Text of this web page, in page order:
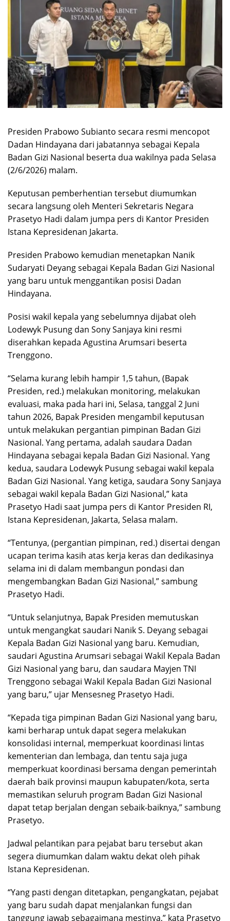
Presiden Prabowo Subianto secara resmi mencopot
Dadan Hindayana dari jabatannya sebagai Kepala
Badan Gizi Nasional beserta dua wakilnya pada Selasa
(2/6/2026) malam.
Keputusan pemberhentian tersebut diumumkan
secara langsung oleh Menteri Sekretaris Negara
Prasetyo Hadi dalam jumpa pers di Kantor Presiden
Istana Kepresidenan Jakarta.
Presiden Prabowo kemudian menetapkan Nanik
Sudaryati Deyang sebagai Kepala Badan Gizi Nasional
yang baru untuk menggantikan posisi Dadan
Hindayana.
Posisi wakil kepala yang sebelumnya dijabat oleh
Lodewyk Pusung dan Sony Sanjaya kini resmi
diserahkan kepada Agustina Arumsari beserta
Trenggono.
“Selama kurang lebih hampir 1,5 tahun, (Bapak
Presiden, red.) melakukan monitoring, melakukan
evaluasi, maka pada hari ini, Selasa, tanggal 2 Juni
tahun 2026, Bapak Presiden mengambil keputusan
untuk melakukan pergantian pimpinan Badan Gizi
Nasional. Yang pertama, adalah saudara Dadan
Hindayana sebagai kepala Badan Gizi Nasional. Yang
kedua, saudara Lodewyk Pusung sebagai wakil kepala
Badan Gizi Nasional. Yang ketiga, saudara Sony Sanjaya
sebagai wakil kepala Badan Gizi Nasional,” kata
Prasetyo Hadi saat jumpa pers di Kantor Presiden RI,
Istana Kepresidenan, Jakarta, Selasa malam.
“Tentunya, (pergantian pimpinan, red.) disertai dengan
ucapan terima kasih atas kerja keras dan dedikasinya
selama ini di dalam membangun pondasi dan
mengembangkan Badan Gizi Nasional,” sambung
Prasetyo Hadi.
“Untuk selanjutnya, Bapak Presiden memutuskan
untuk mengangkat saudari Nanik S. Deyang sebagai
Kepala Badan Gizi Nasional yang baru. Kemudian,
saudari Agustina Arumsari sebagai Wakil Kepala Badan
Gizi Nasional yang baru, dan saudara Mayjen TNI
Trenggono sebagai Wakil Kepala Badan Gizi Nasional
yang baru,” ujar Mensesneg Prasetyo Hadi.
“Kepada tiga pimpinan Badan Gizi Nasional yang baru,
kami berharap untuk dapat segera melakukan
konsolidasi internal, memperkuat koordinasi lintas
kementerian dan lembaga, dan tentu saja juga
memperkuat koordinasi bersama dengan pemerintah
daerah baik provinsi maupun kabupaten/kota, serta
memastikan seluruh program Badan Gizi Nasional
dapat tetap berjalan dengan sebaik-baiknya,” sambung
Prasetyo.
Jadwal pelantikan para pejabat baru tersebut akan
segera diumumkan dalam waktu dekat oleh pihak
Istana Kepresidenan.
“Yang pasti dengan ditetapkan, pengangkatan, pejabat
yang baru sudah dapat menjalankan fungsi dan
tanggung jawab sebagaimana mestinya,” kata Prasetyo